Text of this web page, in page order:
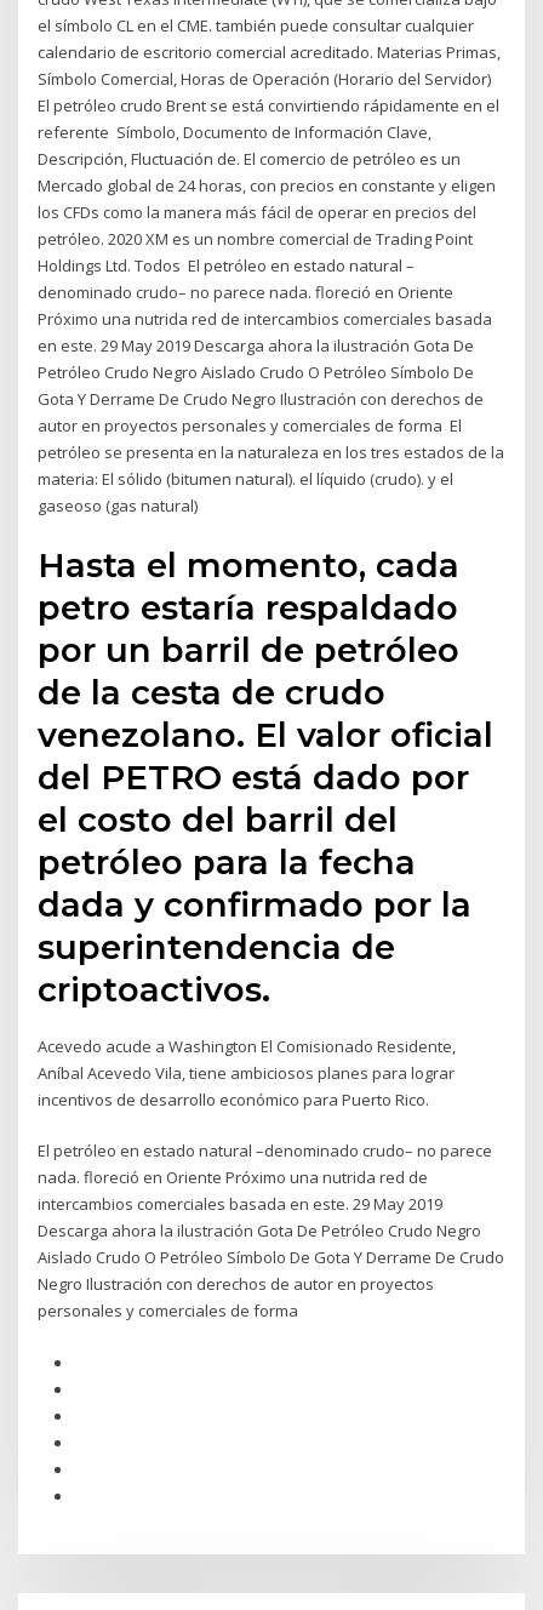
el símbolo CL en el CME. también puede consultar cualquier
calendario de escritorio comercial acreditado. Materias Primas,
Símbolo Comercial, Horas de Operación (Horario del Servidor)
El petróleo crudo Brent se está convirtiendo rápidamente en el
referente Símbolo, Documento de Información Clave,
Descripción, Fluctuación de. El comercio de petróleo es un
Mercado global de 24 horas, con precios en constante y eligen
los CFDs como la manera más fácil de operar en precios del
petróleo. 2020 XM es un nombre comercial de Trading Point
Holdings Ltd. Todos El petróleo en estado natural –
denominado crudo– no parece nada. floreció en Oriente
Próximo una nutrida red de intercambios comerciales basada
en este. 29 May 2019 Descarga ahora la ilustración Gota De
Petróleo Crudo Negro Aislado Crudo O Petróleo Símbolo De
Gota Y Derrame De Crudo Negro Ilustración con derechos de
autor en proyectos personales y comerciales de forma El
petróleo se presenta en la naturaleza en los tres estados de la
materia: El sólido (bitumen natural). el líquido (crudo). y el
gaseoso (gas natural)
Hasta el momento, cada
petro estaría respaldado
por un barril de petróleo
de la cesta de crudo
venezolano. El valor oficial
del PETRO está dado por
el costo del barril del
petróleo para la fecha
dada y confirmado por la
superintendencia de
criptoactivos.
Acevedo acude a Washington El Comisionado Residente,
Aníbal Acevedo Vila, tiene ambiciosos planes para lograr
incentivos de desarrollo económico para Puerto Rico.
El petróleo en estado natural –denominado crudo– no parece
nada. floreció en Oriente Próximo una nutrida red de
intercambios comerciales basada en este. 29 May 2019
Descarga ahora la ilustración Gota De Petróleo Crudo Negro
Aislado Crudo O Petróleo Símbolo De Gota Y Derrame De Crudo
Negro Ilustración con derechos de autor en proyectos
personales y comerciales de forma